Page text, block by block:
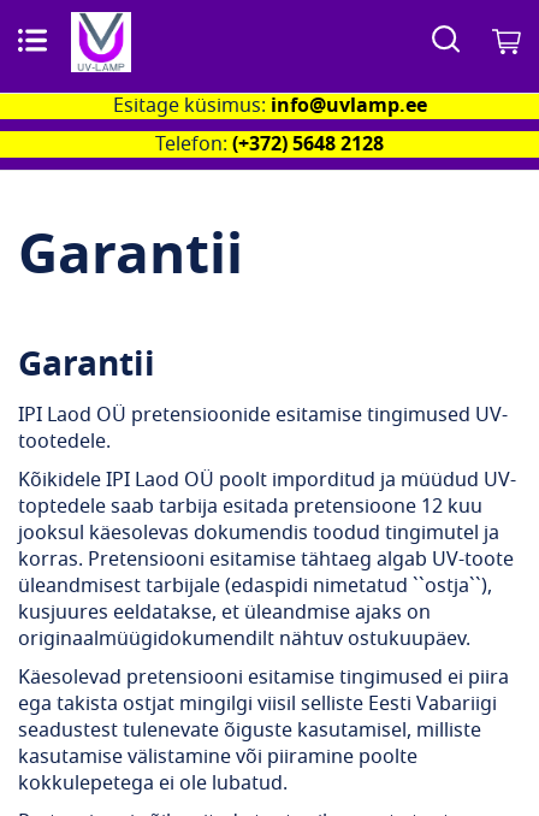
Otsi
Esitage küsimus: info@uvlamp.ee
Telefon: (+372) 5648 2128
Garantii
Garantii
IPI Laod OÜ pretensioonide esitamise tingimused UV-
tootedele.
Kõikidele IPI Laod OÜ poolt imporditud ja müüdud UV-
toptedele saab tarbija esitada pretensioone 12 kuu
jooksul käesolevas dokumendis toodud tingimutel ja
korras. Pretensiooni esitamise tähtaeg algab UV-toote
üleandmisest tarbijale (edaspidi nimetatud ``ostja``),
kusjuures eeldatakse, et üleandmise ajaks on
originaalmüügidokumendilt nähtuv ostukuupäev.
Käesolevad pretensiooni esitamise tingimused ei piira
ega takista ostjat mingilgi viisil selliste Eesti Vabariigi
seadustest tulenevate õiguste kasutamisel, milliste
kasutamise välistamine või piiramine poolte
kokkulepetega ei ole lubatud.